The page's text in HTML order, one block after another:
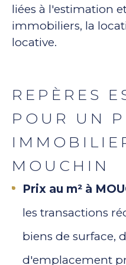
liées à l'estimation
immobiliers, la
locative.
REPÈRES
POUR UN
MOUCHIN
Prix au m² à
les transactions
biens de surface,
d'emplacement